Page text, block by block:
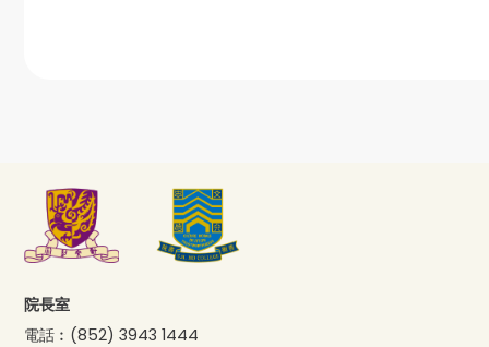
院長室
電話︰ (852) 3943 1444